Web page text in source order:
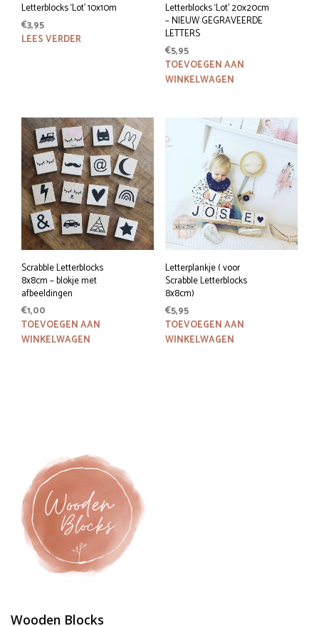
Letterblocks ‘Lot’ 10x10m
€3,95
LEES VERDER
Letterblocks ‘Lot’ 20x20cm
– NIEUW GEGRAVEERDE
LETTERS
€5,95
TOEVOEGEN AAN
WINKELWAGEN
Scrabble Letterblocks
8x8cm – blokje met
afbeeldingen
€1,00
TOEVOEGEN AAN
WINKELWAGEN
Letterplankje ( voor
Scrabble Letterblocks
8x8cm)
€5,95
TOEVOEGEN AAN
WINKELWAGEN
Wooden Blocks